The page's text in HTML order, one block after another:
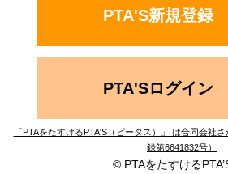
PTA'S新規登録
PTA'Sログイン
「PTAをたすけるPTA'S（ピータス）」 は合同会社
録第6641832号）
© PTAをたすけるPTA’S